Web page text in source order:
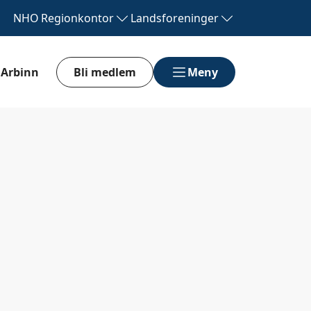
NHO Regionkontor Landsforeninger
Arbinn Bli medlem Meny